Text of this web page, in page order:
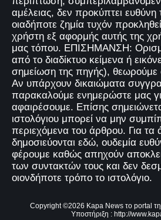
αμέλειας, δεν προκύπτει ευθύνη
οιαδήποτε ζημία τυχόν
χρήστη εξ αφορμής αυτής της
μας τόπου. ΕΠΙΣΗΜΑΝΣΗ:
από το διαδίκτυο κείμενα ή
σημείωση της πηγής), θεωρούμε
Αν υπάρχουν δικαιώματα
παρακαλούμε ενημερώστε μας
αφαιρέσουμε. Επίσης
ιστολόγιου μπορεί να μην
περιεχόμενα του άρθρου. Για
δημοσιεύονται εδώ, ουδεμία
φέρουμε καθώς απηχούν
των συντακτών τους και δεν
οιονδήποτε τρόπο το ιστολόγιο.
Copyright ©2026 Kapa News το portal
Υποστήριξη : http://